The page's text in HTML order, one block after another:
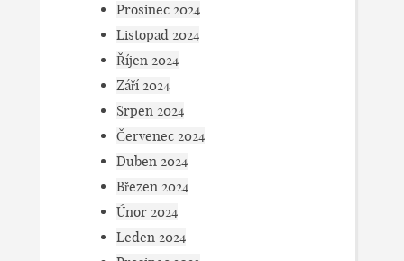
Prosinec 2024
Listopad 2024
Říjen 2024
Září 2024
Srpen 2024
Červenec 2024
Duben 2024
Březen 2024
Únor 2024
Leden 2024